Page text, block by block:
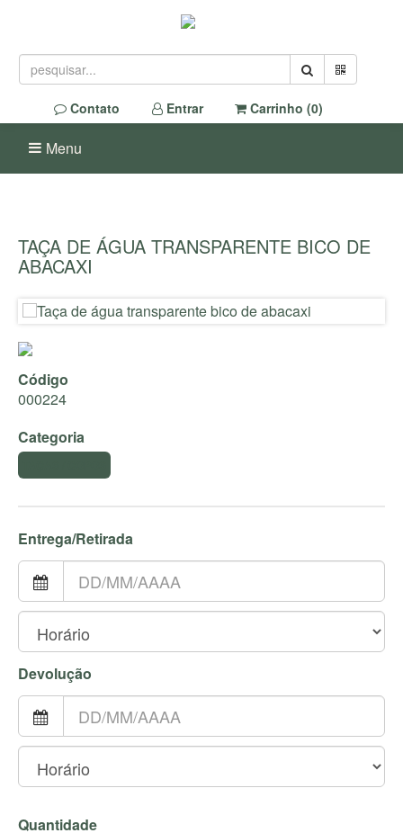
Contato Entrar Carrinho (0)
Menu
TAÇA DE ÁGUA TRANSPARENTE BICO DE
ABACAXI
Código
000224
Categoria
Entrega/Retirada
Devolução
Quantidade